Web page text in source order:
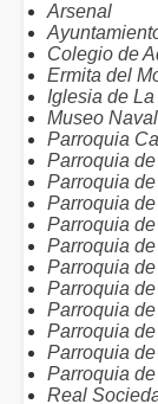
Arsenal
Colegio de
Ermita del
Iglesia de
Museo Naval
Parroquia
Parroquia
Parroquia
Parroquia
Parroquia
Parroquia
Parroquia
Parroquia
Parroquia
Parroquia
Parroquia
Parroquia
Real